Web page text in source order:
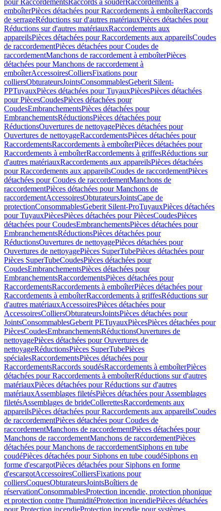
pour RaccordementsRaccords à souderRaccordements à
emboîterPièces détachées pour Raccordements à emboîterRaccords
de serrageRéductions sur d'autres matériauxPièces détachées pour
Réductions sur d'autres matériauxRaccordements aux
appareilsPièces détachées pour Raccordements aux appareilsCoudes
de raccordementPièces détachées pour Coudes de
raccordementManchons de raccordement à emboîterPièces
détachées pour Manchons de raccordement à
emboîterAccessoiresColliersFixations pour
colliersObturateursJointsConsommablesGeberit Silent-
PPTuyauxPièces détachées pour TuyauxPiècesPièces détachées
pour PiècesCoudesPièces détachées pour
CoudesEmbranchementsPièces détachées pour
EmbranchementsRéductionsPièces détachées pour
RéductionsOuvertures de nettoyagePièces détachées pour
Ouvertures de nettoyageRaccordementsPièces détachées pour
RaccordementsRaccordements à emboîterPièces détachées pour
Raccordements à emboîterRaccordements à griffesRéductions sur
d'autres matériauxRaccordements aux appareilsPièces détachées
pour Raccordements aux appareilsCoudes de raccordementPièces
détachées pour Coudes de raccordementManchons de
raccordementPièces détachées pour Manchons de
raccordementAccessoiresObturateursJointsCape de
protectionConsommablesGeberit Silent-ProTuyauxPièces détachées
pour TuyauxPiècesPièces détachées pour PiècesCoudesPièces
détachées pour CoudesEmbranchementsPièces détachées pour
EmbranchementsRéductionsPièces détachées pour
RéductionsOuvertures de nettoyagePièces détachées pour
Ouvertures de nettoyagePièces SuperTubePièces détachées pour
Pièces SuperTubeCoudesPièces détachées pour
CoudesEmbranchementsPièces détachées pour
EmbranchementsRaccordementsPièces détachées pour
RaccordementsRaccordements à emboîterPièces détachées pour
Raccordements à emboîterRaccordements à griffesRéductions sur
d'autres matériauxAccessoiresPièces détachées pour
AccessoiresColliersObturateursJointsPièces détachées pour
JointsConsommablesGeberit PETuyauxPiècesPièces détachées pour
PiècesCoudesEmbranchementsRéductionsOuvertures de
nettoyagePièces détachées pour Ouvertures de
nettoyageRéductionsPièces SuperTubePièces
spécialesRaccordementsPièces détachées pour
RaccordementsRaccords soudésRaccordements à emboîterPièces
détachées pour Raccordements à emboîterRéductions sur d'autres
matériauxPièces détachées pour Réductions sur d'autres
matériauxAssemblages filetésPièces détachées pour Assemblages
filetésAssemblages de brideCollerettesRaccordements aux
appareilsPièces détachées pour Raccordements aux appareilsCoudes
de raccordementPièces détachées pour Coudes de
raccordementManchons de raccordementPièces détachées pour
Manchons de raccordementManchons de raccordementPièces
détachées pour Manchons de raccordementSiphons en tube
coudéPièces détachées pour Siphons en tube coudéSiphons en
forme d'escargotPièces détachées pour Siphons en forme
d'escargotAccessoiresColliersFixations pour
colliersCoquesObturateursJointsBoîtiers de
réservationConsommablesProtection incendie, protection phonique
et protection contre l'humiditéProtection incendiePièces détachées
pour Protection incendieProtection incendie pour systèmes